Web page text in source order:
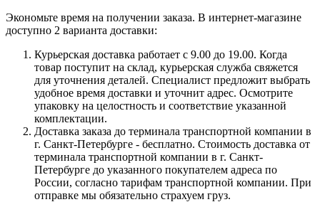
Экономьте время на получении заказа. В интернет-магазине
доступно 2 варианта доставки:
Курьерская доставка работает с 9.00 до 19.00. Когда
товар поступит на склад, курьерская служба свяжется
для уточнения деталей. Специалист предложит выбрать
удобное время доставки и уточнит адрес. Осмотрите
упаковку на целостность и соответствие указанной
комплектации.
Доставка заказа до терминала транспортной компании в
г. Санкт-Петербурге - бесплатно. Стоимость доставка от
терминала транспортной компании в г. Санкт-
Петербурге до указанного покупателем адреса по
России, согласно тарифам транспортной компании. При
отправке мы обязательно страхуем груз.